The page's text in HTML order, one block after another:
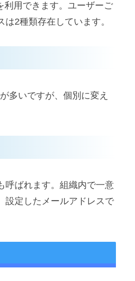
利用できます。ユーザーご
2種類存在しています。
多いですが、個別に変え
呼ばれます。組織内で一意
設定したメールアドレスで